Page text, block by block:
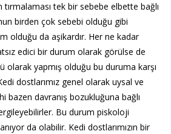
tırmalaması tek bir sebebe elbette bağlı
birden çok sebebi olduğu gibi
olduğu da aşikardır. Her ne kadar
edici bir durum olarak görülse de
olarak yapmış olduğu bu duruma karşı
dostlarımız genel olarak uysal ve
bazen davranış bozukluğuna bağlı
Bu durum piskoloji
da olabilir. Kedi dostlarımızın bir